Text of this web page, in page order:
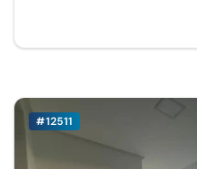
#12511